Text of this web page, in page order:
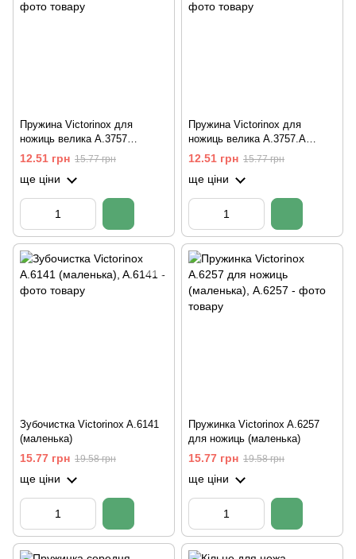
Пружина Victorinox для
ножиць велика A.3757
(старого зразка)
12.51 грн 15.77 грн
ще ціни
Пружина Victorinox для
ножиць велика A.3757.A
(нового зразка)
12.51 грн 15.77 грн
ще ціни
Зубочистка Victorinox A.6141
(маленька)
15.77 грн 19.58 грн
ще ціни
Пружинка Victorinox A.6257
для ножиць (маленька)
15.77 грн 19.58 грн
ще ціни